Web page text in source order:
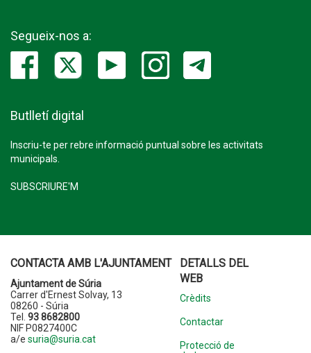
Segueix-nos a:
Butlletí digital
Inscriu-te per rebre informació puntual sobre les activitats
municipals.
SUBSCRIURE'M
CONTACTA AMB L'AJUNTAMENT
Ajuntament de Súria
Carrer d'Ernest Solvay, 13
08260 - Súria
Tel. 93 8682800
NIF P0827400C
a/e suria@suria.cat
DETALLS DEL
WEB
Crèdits
Contactar
Protecció de